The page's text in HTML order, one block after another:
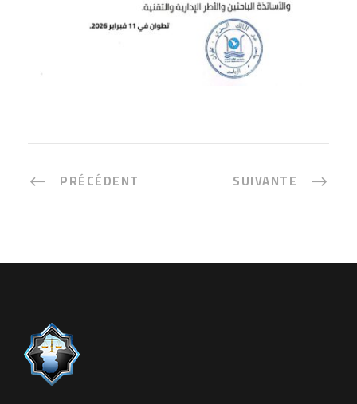
PRÉCÉDENT SUIVANTE